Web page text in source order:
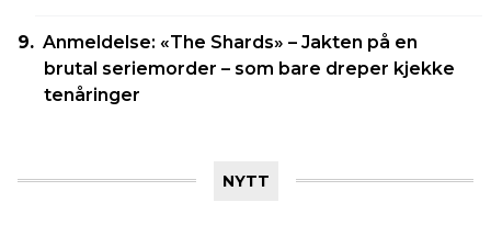
Anmeldelse: «The Shards» – Jakten på en
brutal seriemorder – som bare dreper kjekke
tenåringer
NYTT